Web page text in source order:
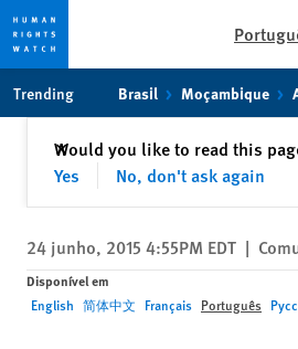
content
Trending Brasil Moçambique
Would you like to read this
Yes
No, don't ask again
✕Fechar
24 junho, 2015 4:55PM EDT |
Disponível em
English 简体中文 Français Português